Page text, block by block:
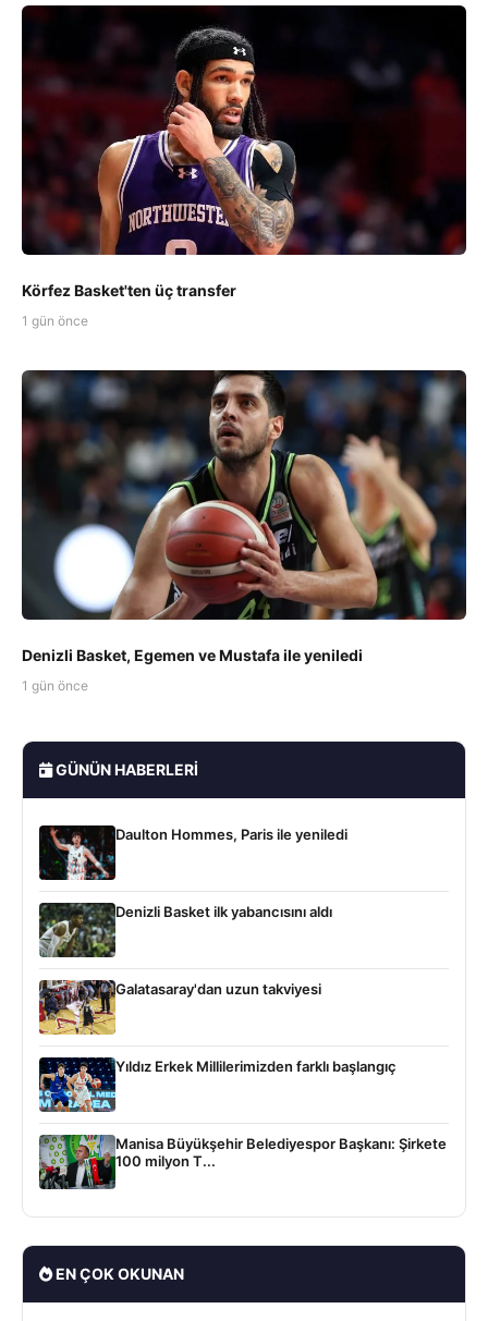
Körfez Basket'ten üç transfer
1 gün önce
Denizli Basket, Egemen ve Mustafa ile yeniledi
1 gün önce
GÜNÜN HABERLERI
Daulton Hommes, Paris ile yeniledi
Denizli Basket ilk yabancısını aldı
Galatasaray'dan uzun takviyesi
Yıldız Erkek Millilerimizden farklı başlangıç
Manisa Büyükşehir Belediyespor Başkanı: Şirkete
100 milyon T...
EN ÇOK OKUNAN